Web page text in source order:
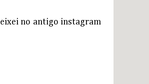
no antigo instagram